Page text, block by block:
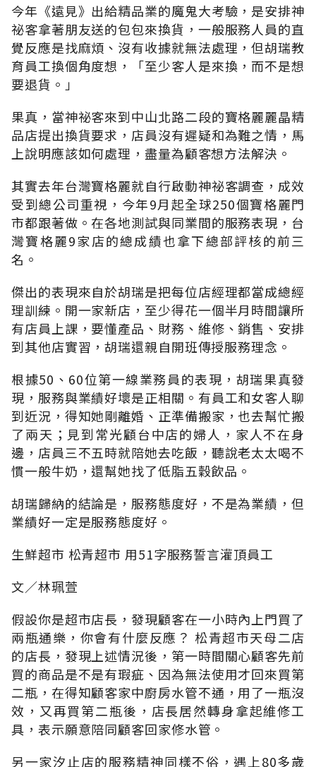
今年《遠見》出給精品業的魔鬼大考驗，是安排神
祕客拿著朋友送的包包來換貨，一般服務人員的直
覺反應是找麻煩、沒有收據就無法處理，但胡瑞教
育員工換個角度想，「至少客人是來換，而不是想
要退貨。」
果真，當神祕客來到中山北路二段的寶格麗麗晶精
品店提出換貨要求，店員沒有遲疑和為難之情，馬
上說明應該如何處理，盡量為顧客想方法解決。
其實去年台灣寶格麗就自行啟動神祕客調查，成效
受到總公司重視，今年9月起全球250個寶格麗門
市都跟著做。在各地測試與同業間的服務表現，台
灣寶格麗9家店的總成績也拿下總部評核的前三
名。
傑出的表現來自於胡瑞是把每位店經理都當成總經
理訓練。開一家新店，至少得花一個半月時間讓所
有店員上課，要懂產品、財務、維修、銷售、安排
到其他店實習，胡瑞還親自開班傳授服務理念。
根據50、60位第一線業務員的表現，胡瑞果真發
現，服務與業績好壞是正相關。有員工和女客人聊
到近況，得知她剛離婚、正準備搬家，也去幫忙搬
了兩天；見到常光顧台中店的婦人，家人不在身
邊，店員三不五時就陪她去吃飯，聽說老太太喝不
慣一般牛奶，還幫她找了低脂五穀飲品。
胡瑞歸納的結論是，服務態度好，不是為業績，但
業績好一定是服務態度好。
生鮮超市 松青超市 用51字服務誓言灌頂員工
文∕林珮萱
假設你是超市店長，發現顧客在一小時內上門買了
兩瓶通樂，你會有什麼反應？ 松青超市天母二店
的店長，發現上述情況後，第一時間關心顧客先前
買的商品是不是有瑕疵、因為無法使用才回來買第
二瓶，在得知顧客家中廚房水管不通，用了一瓶沒
效，又再買第二瓶後，店長居然轉身拿起維修工
具，表示願意陪同顧客回家修水管。
另一家汐止店的服務精神同樣不俗，遇上80多歲